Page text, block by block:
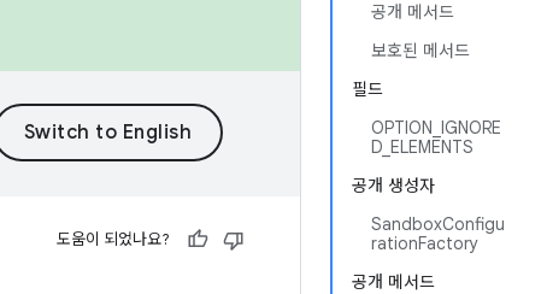
공개 메서드
보호된 메서드
필드
OPTION_IGNORE
D_ELEMENTS
공개 생성자
SandboxConfigu
rationFactory
공개 메서드
도움이 되었나요?